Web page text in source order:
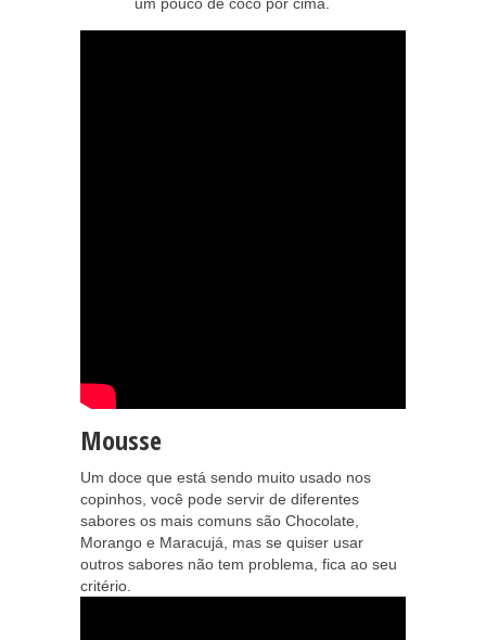
Mousse
Um doce que está sendo muito usado nos
copinhos, você pode servir de diferentes
sabores os mais comuns são Chocolate,
Morango e Maracujá, mas se quiser usar
outros sabores não tem problema, fica ao seu
critério.